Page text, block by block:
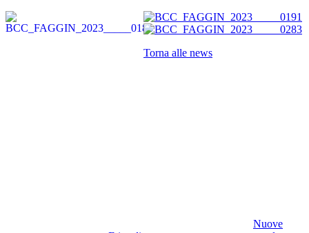
Torna alle news
Nuove